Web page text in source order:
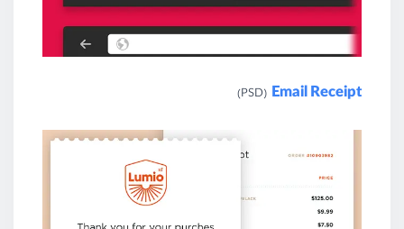
Email Receipt
(PSD)